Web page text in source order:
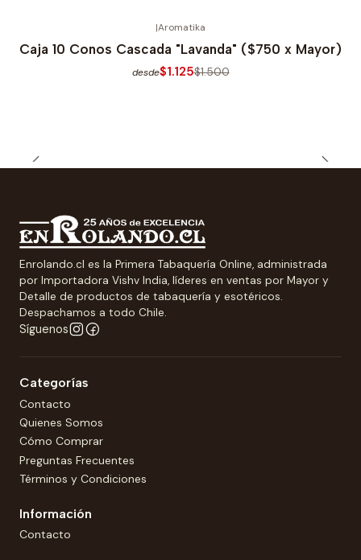
|Aromatika
Caja 10 Conos Cascada "Lavanda" ($750 x Mayor)
desde$1.125$1.500
Enrolando.cl es la Primera Tabaquería Online, administrada
por Importadora Vishv India, líderes en ventas por Mayor y
Detalle de productos de tabaquería y esotéricos.
Despachamos a todo Chile.
Síguenos
Categorías
Contacto
Quienes Somos
Cómo Comprar
Preguntas Frecuentes
Términos y Condiciones
Información
Contacto